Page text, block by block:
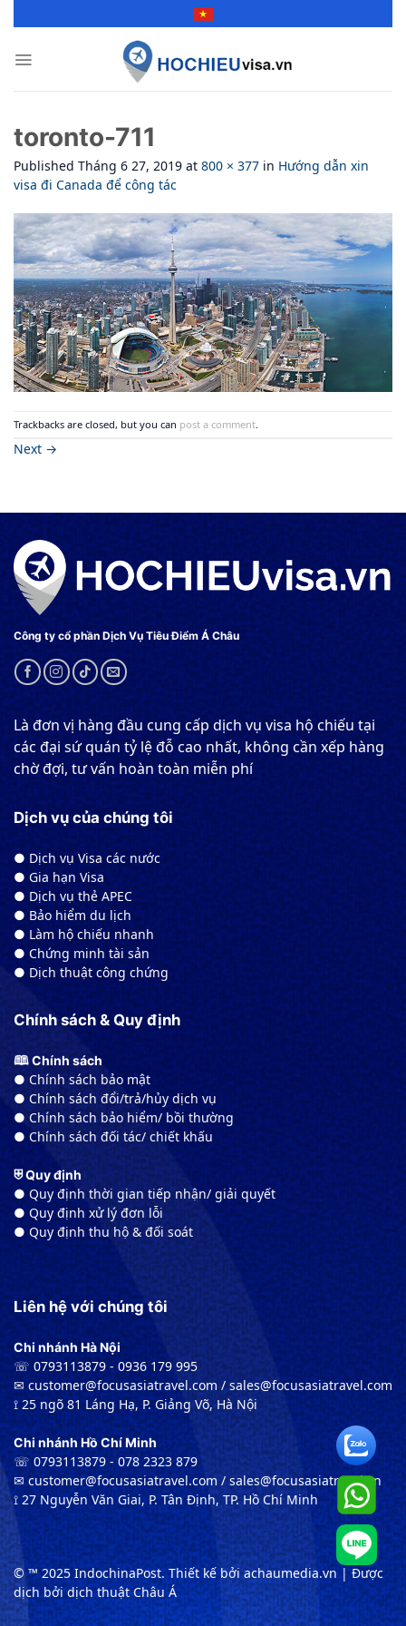
toronto-711
Published Tháng 6 27, 2019 at 800 × 377 in Hướng dẫn xin
visa đi Canada để công tác
Trackbacks are closed, but you can post a comment
Next →
Công ty cổ phần Dịch Vụ Tiêu Điểm Á Châu
Là đơn vị hàng đầu cung cấp dịch vụ visa hộ chiếu tại
các đại sứ quán tỷ lệ đỗ cao nhất, không cần xếp hàng
chờ đợi, tư vấn hoàn toàn miễn phí
Dịch vụ của chúng tôi
● Dịch vụ Visa các nước
● Gia hạn Visa
● Dịch vụ thẻ APEC
● Bảo hiểm du lịch
● Làm hộ chiếu nhanh
● Chứng minh tài sản
● Dịch thuật công chứng
Chính sách & Quy định
🕮 Chính sách
● Chính sách bảo mật
● Chính sách đổi/trả/hủy dịch vụ
● Chính sách bảo hiểm/ bồi thường
● Chính sách đối tác/ chiết khấu
⛨ Quy định
● Quy định thời gian tiếp nhận/ giải quyết
● Quy định xử lý đơn lỗi
● Quy định thu hộ & đối soát
Liên hệ với chúng tôi
Chi nhánh Hà Nội
☏ 0793113879 - 0936 179 995
✉︎ customer@focusasiatravel.com / sales@focusasiatravel.com
⟟ 25 ngõ 81 Láng Hạ, P. Giảng Võ, Hà Nội
Chi nhánh Hồ Chí Minh
☏ 0793113879 - 078 2323 879
✉︎ customer@focusasiatravel.com / sales@focusasiatravel.vn
⟟ 27 Nguyễn Văn Giai, P. Tân Định, TP. Hồ Chí Minh
© ™ 2025 IndochinaPost. Thiết kế bởi achaumedia.vn | Được
dịch bởi dịch thuật Châu Á